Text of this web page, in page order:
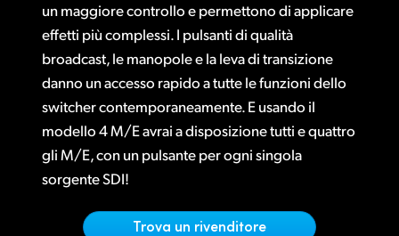
Italia
Japan
Korea
Mexico
Malaysia
Netherlands
un maggiore controllo e permettono di applicare
effetti più complessi. I pulsanti di qualità
broadcast, le manopole e la leva di transizione
danno un accesso rapido a tutte le funzioni dello
switcher contemporaneamente. E usando il
modello 4 M/E avrai a disposizione tutti e quattro
gli M/E, con un pulsante per ogni singola
sorgente SDI!
Trova un rivenditore